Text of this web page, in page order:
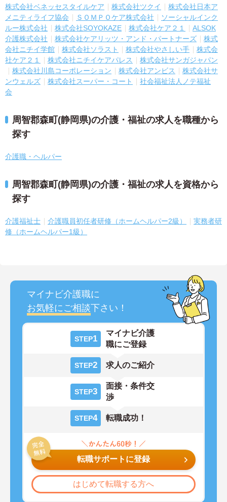
株式会社ベネッセスタイルケア 株式会社ツクイ
株式会社日本ア
メニティライフ協会
ＳＯＭＰＯケア株式会社
ソーシャルインク
ルー株式会社
株式会社SOYOKAZE 株式会社ケア２１
ALSOK
介護株式会社
株式会社ケアリッツ・アンド・パートナーズ
株式
会社ニチイ学館
株式会社ソラスト 株式会社やさしい手
株式会
社ケア２１
株式会社ニチイケアパレス
株式会社サンガジャパン
株式会社川島コーポレーション
株式会社アンビス
株式会社サ
ンウェルズ
株式会社スーパー・コート
社会福祉法人ノテ福祉
会
周智郡森町(静岡県)の介護・福祉の求人を職種から
探す
介護職・ヘルパー
周智郡森町(静岡県)の介護・福祉の求人を資格から
探す
介護福祉士 介護職員初任者研修（ホームヘルパー2級）
実務者研
修（ホームヘルパー1級）
マイナビ介護職に
お気軽にご相談下さい！
STEP1
マイナビ介護
職にご登録
STEP2 求人のご紹介
STEP3
面接・条件交
渉
STEP4 転職成功！
転職サポートに登録
はじめて転職する方へ